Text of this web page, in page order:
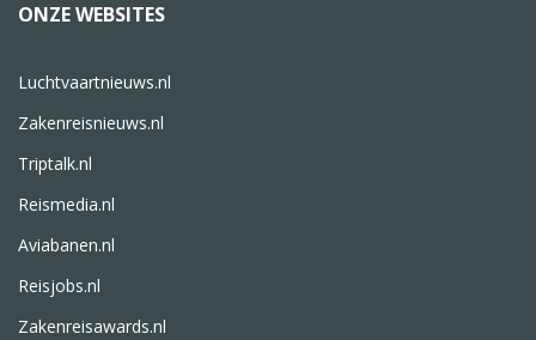
ONZE WEBSITES
Luchtvaartnieuws.nl
Zakenreisnieuws.nl
Triptalk.nl
Reismedia.nl
Aviabanen.nl
Reisjobs.nl
Zakenreisawards.nl